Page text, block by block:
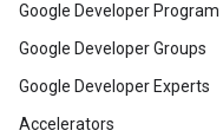
Google Developer Program
Google Developer Groups
Google Developer Experts
Accelerators